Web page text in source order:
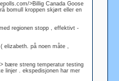
>Billig Canada Goose
bomull kroppen skjørt eller en
regionen stopp , effektivt -
elizabeth. på noen måte ,
bære streng temperatur testing
linjer . ekspedisjonen har mer